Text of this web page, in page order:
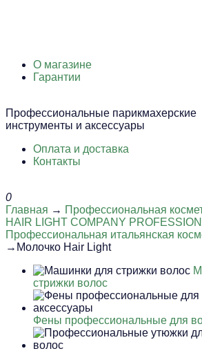
О магазине
Гарантии
Профессиональные парикмахерские
инструменты и аксессуары
Оплата и доставка
Контакты
0
Главная → Профессиональная
HAIR LIGHT COMPANY
Профессиональная итальянская
→Молочко Hair Light
стрижки волос
Фены профессиональные для